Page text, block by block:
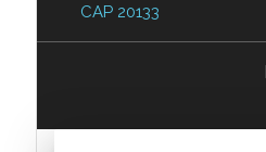
CAP 20133